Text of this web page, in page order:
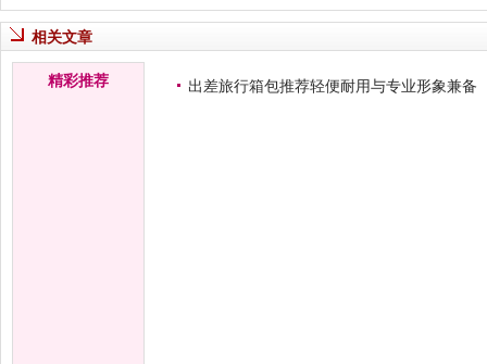
相关文章
精彩推荐 出差旅行箱包推荐轻便耐用与专业形象兼备